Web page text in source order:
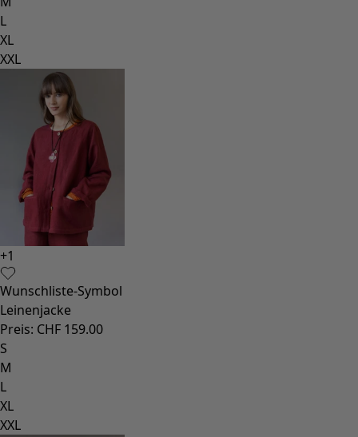
Styles-Mode
Leinenkleidung
Kleider im Hippie-Stil
Grosse Grössen